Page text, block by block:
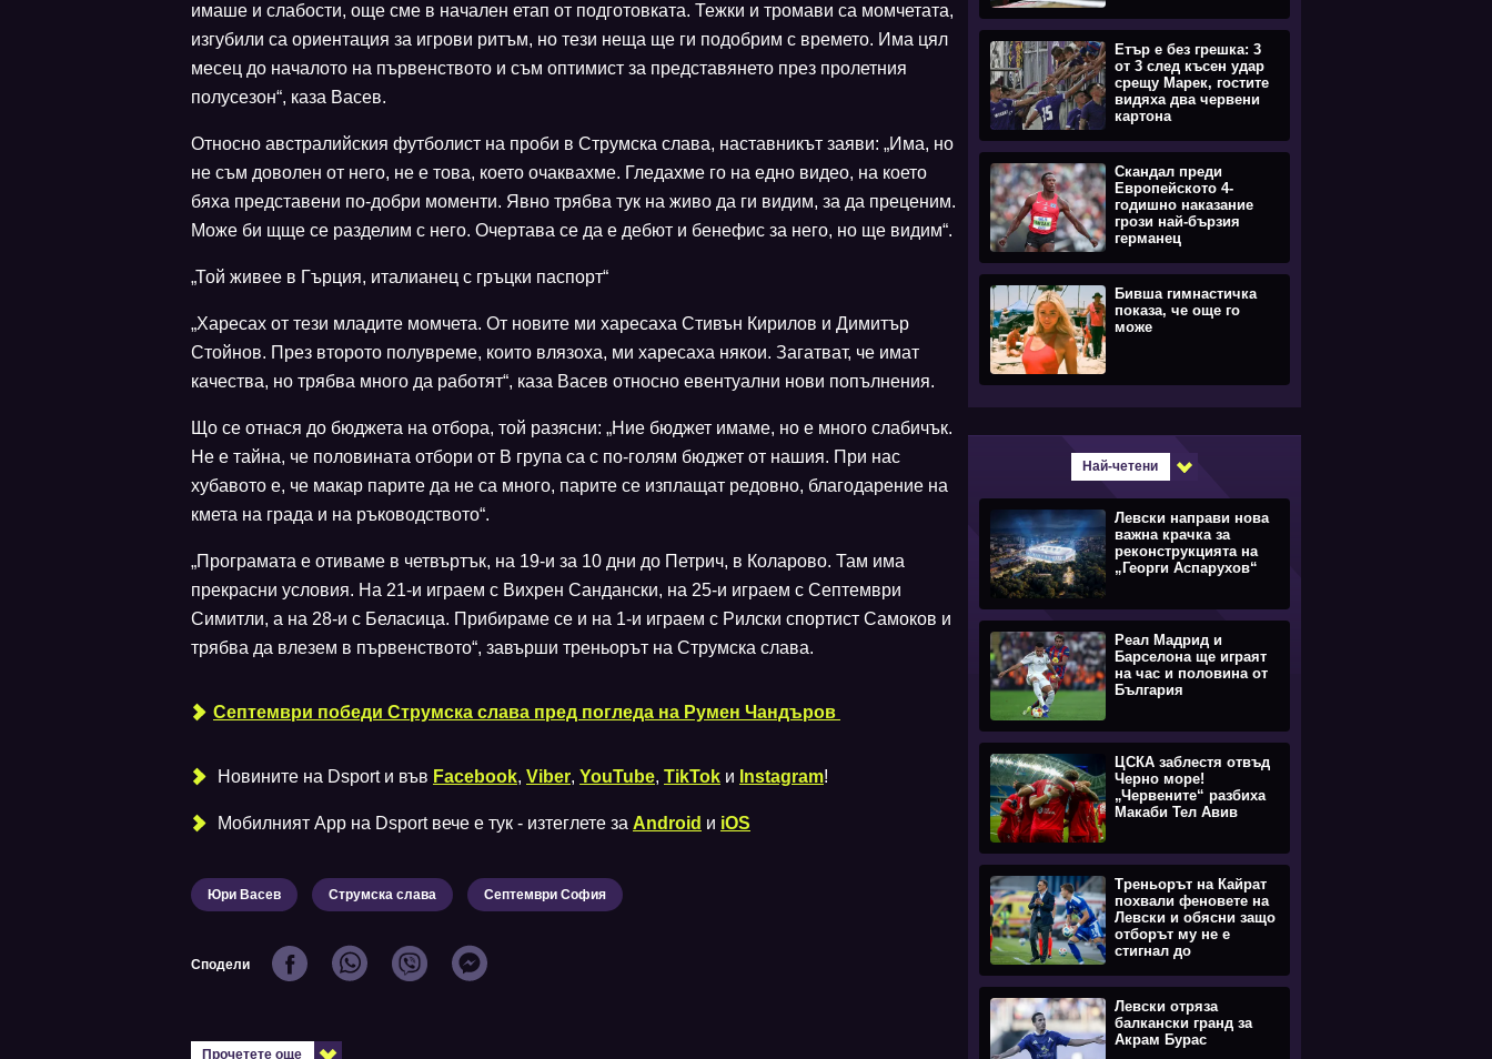
имаше и слабости, още сме в начален етап от подготовката. Тежки и тромави са момчетата,
изгубили са ориентация за игрови ритъм, но тези неща ще ги подобрим с времето. Има цял
месец до началото на първенството и съм оптимист за представянето през пролетния
полусезон“, каза Васев.
Относно австралийския футболист на проби в Струмска слава, наставникът заяви: „Има, но
не съм доволен от него, не е това, което очаквахме. Гледахме го на едно видео, на което
бяха представени по-добри моменти. Явно трябва тук на живо да ги видим, за да преценим.
Може би щще се разделим с него. Очертава се да е дебют и бенефис за него, но ще видим“.
„Той живее в Гърция, италианец с гръцки паспорт“
„Харесах от тези младите момчета. От новите ми харесаха Стивън Кирилов и Димитър
Стойнов. През второто полувреме, които влязоха, ми харесаха някои. Загатват, че имат
качества, но трябва много да работят“, каза Васев относно евентуални нови попълнения.
Що се отнася до бюджета на отбора, той разясни: „Ние бюджет имаме, но е много слабичък.
Не е тайна, че половината отбори от В група са с по-голям бюджет от нашия. При нас
хубавото е, че макар парите да не са много, парите се изплащат редовно, благодарение на
кмета на града и на ръководството“.
„Програмата е отиваме в четвъртък, на 19-и за 10 дни до Петрич, в Коларово. Там има
прекрасни условия. На 21-и играем с Вихрен Сандански, на 25-и играем с Септември
Симитли, а на 28-и с Беласица. Прибираме се и на 1-и играем с Рилски спортист Самоков и
трябва да влезем в първенството“, завърши треньорът на Струмска слава.
Септември победи Струмска слава пред погледа на Румен Чандъров
Новините на Dsport и във Facebook, Viber, YouTube, TikTok и Instagram!
Мобилният Аpp на Dsport вече е тук - изтеглете за Android и iOS
Юри Васев Струмска слава Септември София
Сподели
Прочетете още
Етър е без грешка: 3
от 3 след късен удар
срещу Марек, гостите
видяха два червени
картона
Скандал преди
Европейското 4-
годишно наказание
грози най-бързия
германец
Бивша гимнастичка
показа, че още го
може
Най-четени
Левски направи нова
важна крачка за
реконструкцията на
„Георги Аспарухов“
Реал Мадрид и
Барселона ще играят
на час и половина от
България
ЦСКА заблестя отвъд
Черно море!
„Червените“ разбиха
Макаби Тел Авив
Треньорът на Кайрат
похвали феновете на
Левски и обясни защо
отборът му не е
стигнал до
Левски отряза
балкански гранд за
Акрам Бурас